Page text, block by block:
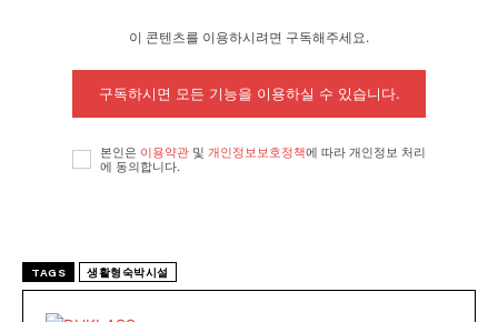
이 콘텐츠를 이용하시려면 구독해주세요.
구독하시면 모든 기능을 이용하실 수 있습니다.
본인은 이용약관 및 개인정보보호정책에 따라 개인정보 처리
에 동의합니다.
TAGS 생활형숙박시설